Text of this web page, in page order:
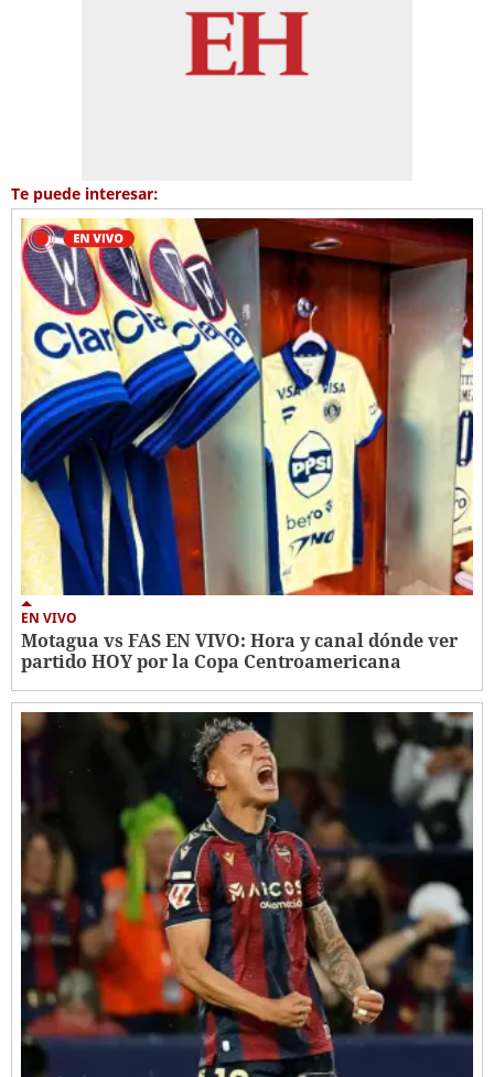
Te puede interesar:
EN VIVO
Motagua vs FAS EN VIVO: Hora y canal dónde ver
partido HOY por la Copa Centroamericana